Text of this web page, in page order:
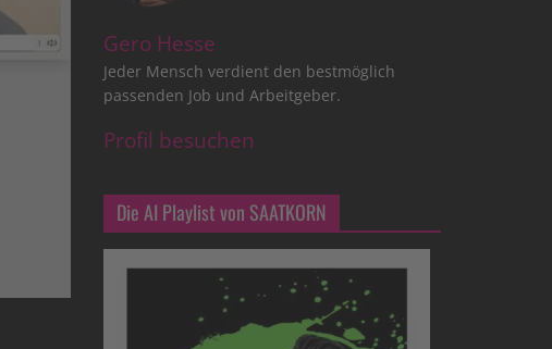
Gero Hesse
Jeder Mensch verdient den bestmöglich
passenden Job und Arbeitgeber.
Profil besuchen
Die AI Playlist von SAATKORN